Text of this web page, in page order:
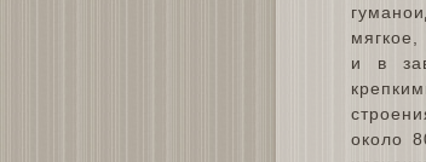
и в
около